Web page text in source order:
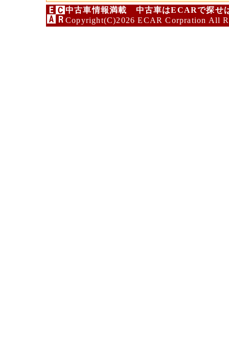
中古車情報満載 中古車はECARで探せ
Copyright(C)2026 ECAR Corpration All